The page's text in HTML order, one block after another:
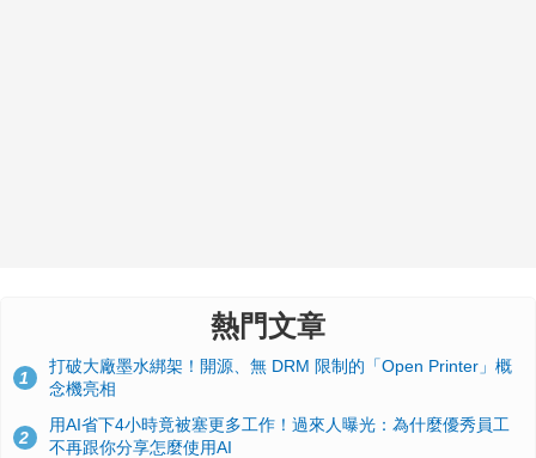
熱門文章
1
打破大廠墨水綁架！開源、無 DRM 限制的「Open Printer」概
念機亮相
2
用AI省下4小時竟被塞更多工作！過來人曝光：為什麼優秀員工
不再跟你分享怎麼使用AI